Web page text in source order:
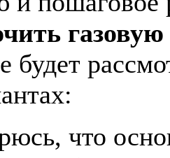
будет
что